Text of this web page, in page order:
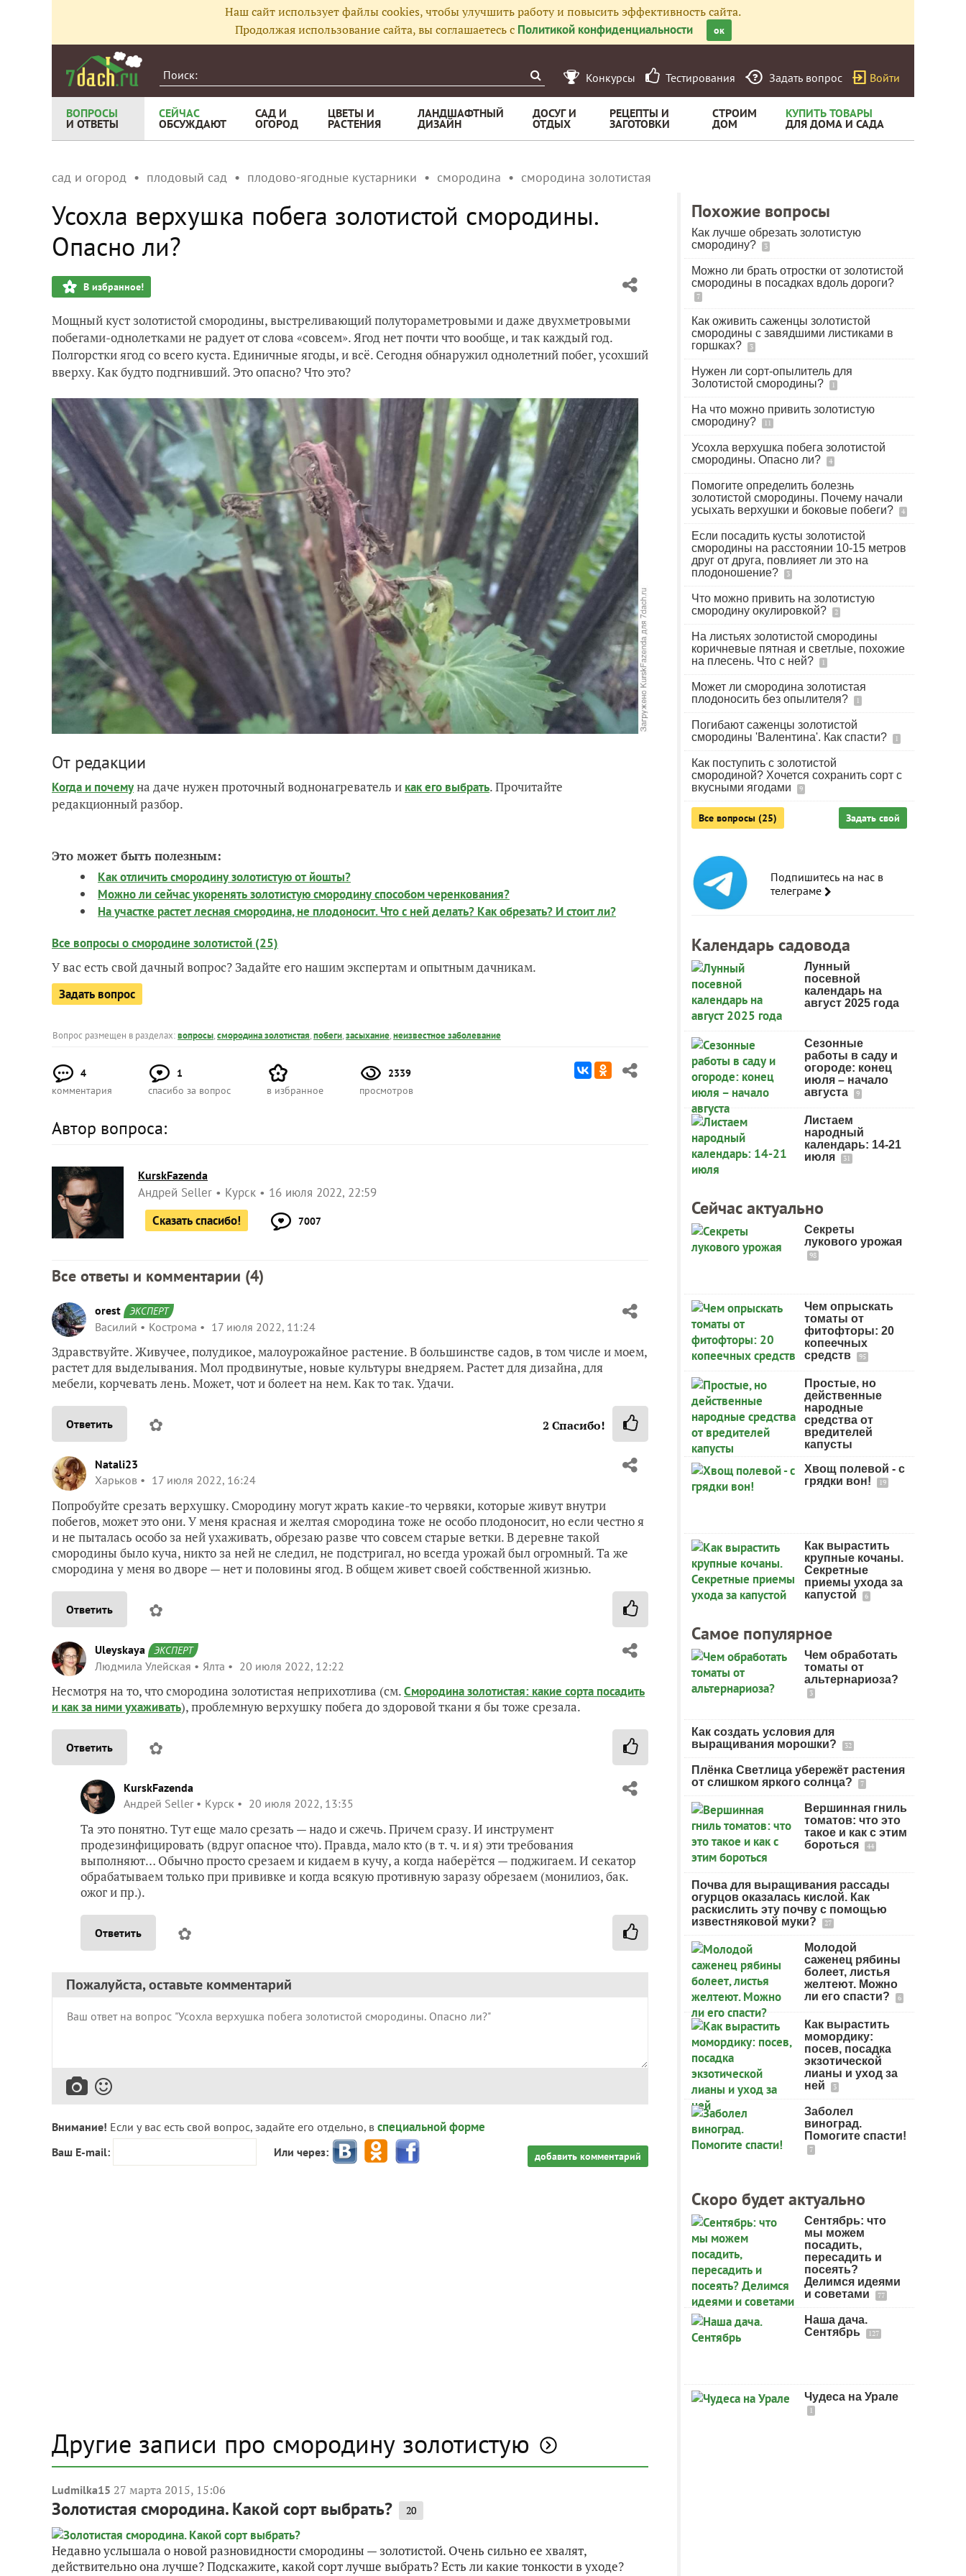
Наш сайт использует файлы cookies, чтобы улучшить работу и повысить эффективность сайта.
Продолжая использование сайта, вы соглашаетесь с Политикой конфиденциальности ок
Конкурсы Тестирования Задать вопрос Войти
ВОПРОСЫ
И ОТВЕТЫ
СЕЙЧАС
ОБСУЖДАЮТ
САД И
ОГОРОД
ЦВЕТЫ И
РАСТЕНИЯ
ЛАНДШАФТНЫЙ
ДИЗАЙН
ДОСУГ И
ОТДЫХ
РЕЦЕПТЫ И
ЗАГОТОВКИ
СТРОИМ
ДОМ
КУПИТЬ ТОВАРЫ
ДЛЯ ДОМА И САДА
сад и огород плодовый сад плодово-ягодные кустарники смородина смородина золотистая
Усохла верхушка побега золотистой смородины.
Опасно ли?
В избранное!
Мощный куст золотистой смородины, выстреливающий полутораметровыми и даже двухметровыми
побегами-однолетками не радует от слова «совсем». Ягод нет почти что вообще, и так каждый год.
Полгорстки ягод со всего куста. Единичные ягоды, и всё. Сегодня обнаружил однолетний побег, усохший
вверху. Как будто подгнивший. Это опасно? Что это?
От редакции
Когда и почемуна даче нужен проточный воднонагреватель и как его выбрать. Прочитайте
редакционный разбор.
Это может быть полезным:
Как отличить смородину золотистую от йошты?
Можно ли сейчас укоренять золотистую смородину способом черенкования?
На участке растет лесная смородина, не плодоносит. Что с ней делать? Как обрезать? И стоит ли?
Все вопросы о смородине золотистой (25)
У вас есть свой дачный вопрос? Задайте его нашим экспертам и опытным дачникам.
Задать вопрос
Вопрос размещен в разделах:вопросы,смородина золотистая,побеги,засыхание,неизвестное заболевание
4
комментария
1
спасибо за вопрос
в избранное
2339
просмотров
Автор вопроса:
KurskFazenda
Андрей Seller Курск
16 июля 2022, 22:59
Сказать спасибо!
7007
Все ответы и комментарии (4)
orest ЭКСПЕРТ
Василий Кострома 17 июля 2022, 11:24
Здравствуйте. Живучее, полудикое, малоурожайное растение. В большинстве садов, в том числе и моем,
растет для выделывания. Мол продвинутые, новые культуры внедряем. Растет для дизайна, для
мебели, корчевать лень. Может, чот и болеет на нем. Как то так. Удачи.
Ответить ✿ 2 Спасибо!
Natali23
Харьков
17 июля 2022, 16:24
Попробуйте срезать верхушку. Смородину могут жрать какие-то червяки, которые живут внутри
побегов, может это они. У меня красная и желтая смородина тоже не особо плодоносит, но если честно я
и не пыталась особо за ней ухаживать, обрезаю разве что совсем старые ветки. В деревне такой
смородины было куча, никто за ней не следил, не подстригал, но всегда урожай был огромный. Та же
смородина у меня во дворе — нет и половины ягод. В общем живет своей собственной жизнью.
Ответить ✿
Uleyskaya ЭКСПЕРТ
Людмила Улейская Ялта 20 июля 2022, 12:22
Несмотря на то, что смородина золотистая неприхотлива (см.Смородина золотистая: какие сорта посадить
и как за ними ухаживать), проблемную верхушку побега до здоровой ткани я бы тоже срезала.
Ответить ✿
KurskFazenda
Андрей Seller
Курск 20 июля 2022, 13:35
Та это понятно. Тут еще мало срезать — надо и сжечь. Причем сразу. И инструмент
продезинфицировать (вдруг опасное что). Правда, мало кто (в т. ч. и я) эти требования
выполняют… Обычно просто срезаем и кидаем в кучу, а когда наберётся — поджигаем. И секатор
обрабатываем только при прививке и когда всякую противную заразу обрезаем (монилиоз, бак.
ожог и пр.).
Ответить ✿
Пожалуйста, оставьте комментарий
Внимание! Если у вас есть свой вопрос, задайте его отдельно, в специальной форме
Ваш E-mail: Или через: добавить комментарий
Другие записи про смородину золотистую
Ludmilka15 27 марта 2015, 15:06
Золотистая смородина. Какой сорт выбрать? 20
Недавно услышала о новой разновидности смородины — золотистой. Очень сильно ее хвалят,
действительно она лучше? Подскажите, какой сорт лучше выбрать? Есть ли какие тонкости в уходе?
Похожие вопросы
Как лучше обрезать золотистую
смородину?
3
Можно ли брать отростки от золотистой
смородины в посадках вдоль дороги?
7
Как оживить саженцы золотистой
смородины с завядшими листиками в
горшках?
3
Нужен ли сорт-опылитель для
Золотистой смородины?
1
На что можно привить золотистую
смородину?
11
Усохла верхушка побега золотистой
смородины. Опасно ли?
4
Помогите определить болезнь
золотистой смородины. Почему начали
усыхать верхушки и боковые побеги?
4
Если посадить кусты золотистой
смородины на расстоянии 10-15 метров
друг от друга, повлияет ли это на
плодоношение?
3
Что можно привить на золотистую
смородину окулировкой?
2
На листьях золотистой смородины
коричневые пятная и светлые, похожие
на плесень. Что с ней?
1
Может ли смородина золотистая
плодоносить без опылителя?
1
Погибают саженцы золотистой
смородины 'Валентина'. Как спасти?
1
Как поступить с золотистой
смородиной? Хочется сохранить сорт с
вкусными ягодами
9
Все вопросы (25) Задать свой
Подпишитесь на нас в
телеграме
Календарь садовода
Лунный
посевной
календарь на
август 2025 года
Сезонные
работы в саду и
огороде: конец
июля – начало
августа
9
Листаем
народный
календарь: 14-21
июля
31
Сейчас актуально
Секреты
лукового урожая
98
Чем опрыскать
томаты от
фитофторы: 20
копеечных
средств
95
Простые, но
действенные
народные
средства от
вредителей
капусты
Хвощ полевой - с
грядки вон!
19
Как вырастить
крупные кочаны.
Секретные
приемы ухода за
капустой
6
Самое популярное
Чем обработать
томаты от
альтернариоза?
3
Как создать условия для
выращивания морошки?
32
Плёнка Светлица убережёт растения
от слишком яркого солнца?
7
Вершинная гниль
томатов: что это
такое и как с этим
бороться
44
Почва для выращивания рассады
огурцов оказалась кислой. Как
раскислить эту почву с помощью
известняковой муки?
27
Молодой
саженец рябины
болеет, листья
желтеют. Можно
ли его спасти?
6
Как вырастить
момордику:
посев, посадка
экзотической
лианы и уход за
ней
3
Заболел
виноград.
Помогите спасти!
7
Скоро будет актуально
Сентябрь: что
мы можем
посадить,
пересадить и
посеять?
Делимся идеями
и советами
77
Наша дача.
Сентябрь
127
Чудеса на Урале
1